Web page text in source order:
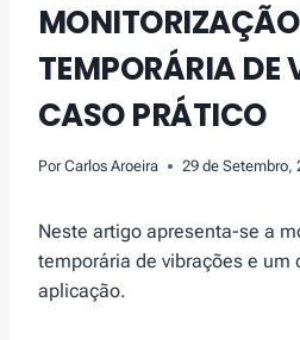
MONITORIZAÇÃO
TEMPORÁRIA DE
CASO PRÁTICO
Por Carlos Aroeira 29 de Setembro,
Neste artigo apresenta-se a
temporária de vibrações e um
aplicação.